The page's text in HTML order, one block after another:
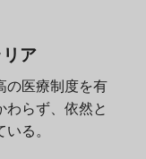
ア
の医療制度を有
らず、依然と
る。